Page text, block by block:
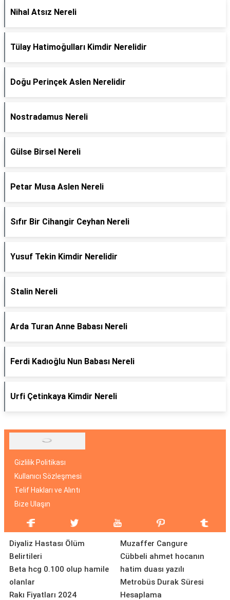
Nihal Atsız Nereli
Tülay Hatimoğulları Kimdir Nerelidir
Doğu Perinçek Aslen Nerelidir
Nostradamus Nereli
Gülse Birsel Nereli
Petar Musa Aslen Nereli
Sıfır Bir Cihangir Ceyhan Nereli
Yusuf Tekin Kimdir Nerelidir
Stalin Nereli
Arda Turan Anne Babası Nereli
Ferdi Kadıoğlu Nun Babası Nereli
Urfi Çetinkaya Kimdir Nereli
Gizlilik Politikası
Kullanıcı Sözleşmesi
Telif Hakları ve Alıntı
Bize Ulaşın
Diyaliz Hastası Ölüm
Belirtileri
Beta hcg 0.100 olup hamile
olanlar
Rakı Fiyatları 2024
Muzaffer Cangure
Cübbeli ahmet hocanın
hatim duası yazılı
Metrobüs Durak Süresi
Hesaplama